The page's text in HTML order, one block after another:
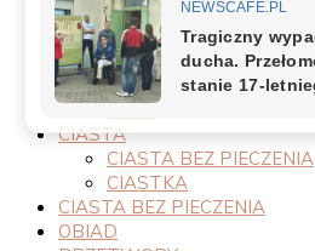
PRZEPISY
PRZETWORY
PRZYSTAWKI
SAŁATKI I SURÓWKI
SOSY
CIASTA
CIASTA BEZ PIECZENIA
CIASTKA
CIASTA BEZ PIECZENIA
OBIAD